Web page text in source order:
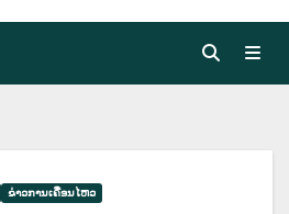
ຂ່າວການເຄື່ອນໄຫວ